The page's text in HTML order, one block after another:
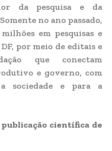
da pesquisa e da
no ano passado,
em pesquisas e
por meio de editais e
que conectam
e governo, com
sociedade e para a
publicação científica de